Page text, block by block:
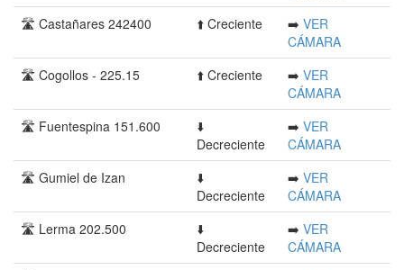
🛣️ Castañares 242400
⬆️ Creciente ➡️ VER
CÁMARA
🛣️ Cogollos - 225.15
⬆️ Creciente ➡️ VER
CÁMARA
🛣️ Fuentespina 151.600
⬇️
Decreciente
➡️ VER
CÁMARA
🛣️ Gumiel de Izan
⬇️
Decreciente
➡️ VER
CÁMARA
🛣️ Lerma 202.500
⬇️
Decreciente
➡️ VER
CÁMARA